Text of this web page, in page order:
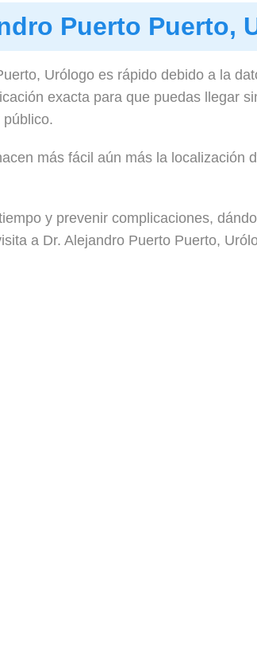
Puerto Puerto,
Urólogo es rápido debido a la
exacta para que puedas llegar
más fácil aún más la localización
y prevenir complicaciones,
a Dr. Alejandro Puerto Puerto,